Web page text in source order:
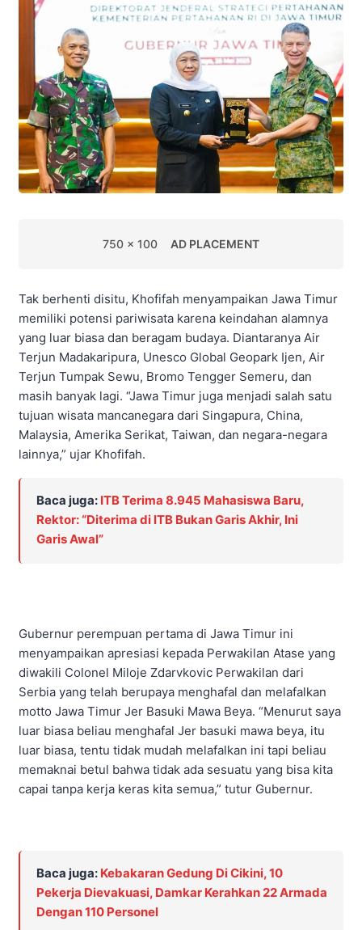
750 x 100 AD PLACEMENT
Tak berhenti disitu, Khofifah menyampaikan Jawa Timur
memiliki potensi pariwisata karena keindahan alamnya
yang luar biasa dan beragam budaya. Diantaranya Air
Terjun Madakaripura, Unesco Global Geopark Ijen, Air
Terjun Tumpak Sewu, Bromo Tengger Semeru, dan
masih banyak lagi. “Jawa Timur juga menjadi salah satu
tujuan wisata mancanegara dari Singapura, China,
Malaysia, Amerika Serikat, Taiwan, dan negara-negara
lainnya,” ujar Khofifah.
Baca juga: ITB Terima 8.945 Mahasiswa Baru,
Rektor: “Diterima di ITB Bukan Garis Akhir, Ini
Garis Awal”
Gubernur perempuan pertama di Jawa Timur ini
menyampaikan apresiasi kepada Perwakilan Atase yang
diwakili Colonel Miloje Zdarvkovic Perwakilan dari
Serbia yang telah berupaya menghafal dan melafalkan
motto Jawa Timur Jer Basuki Mawa Beya. “Menurut saya
luar biasa beliau menghafal Jer basuki mawa beya, itu
luar biasa, tentu tidak mudah melafalkan ini tapi beliau
memaknai betul bahwa tidak ada sesuatu yang bisa kita
capai tanpa kerja keras kita semua,” tutur Gubernur.
Baca juga: Kebakaran Gedung Di Cikini, 10
Pekerja Dievakuasi, Damkar Kerahkan 22 Armada
Dengan 110 Personel